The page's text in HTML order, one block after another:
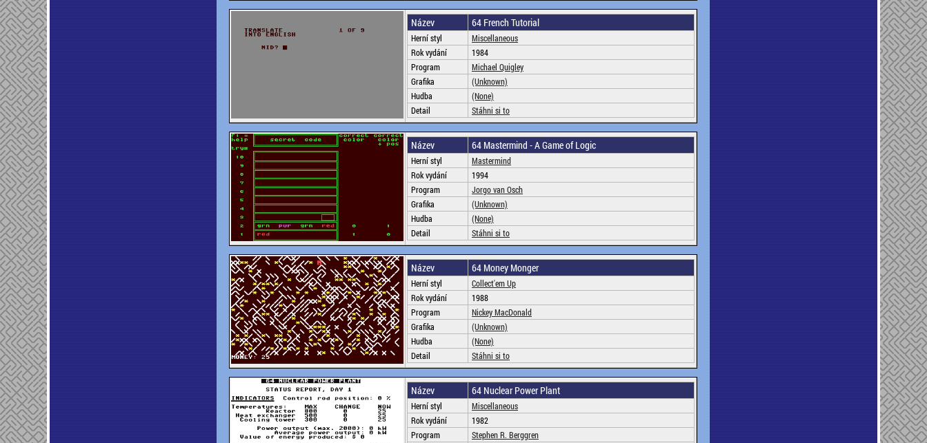
Název 64 French Tutorial
Herní styl
Miscellaneous
Rok vydání
1984
Program
Michael Quigley
Grafika
(Unknown)
Hudba
(None)
Detail
Stáhni si to
Název 64 Mastermind - A Game of Logic
Herní styl
Mastermind
Rok vydání
1994
Program
Jorgo van Osch
Grafika
(Unknown)
Hudba
(None)
Detail
Stáhni si to
Název 64 Money Monger
Herní styl
Collect'em Up
Rok vydání
1988
Program
Nickey MacDonald
Grafika
(Unknown)
Hudba
(None)
Detail
Stáhni si to
Název 64 Nuclear Power Plant
Herní styl
Miscellaneous
Rok vydání
1982
Program
Stephen R. Berggren